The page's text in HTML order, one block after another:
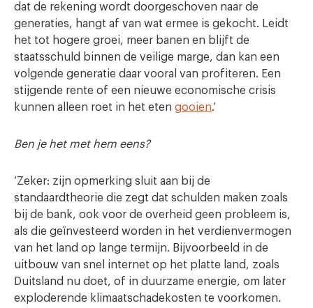
dat de rekening wordt doorgeschoven naar de
generaties, hangt af van wat ermee is gekocht. Leidt
het tot hogere groei, meer banen en blijft de
staatsschuld binnen de veilige marge, dan kan een
volgende generatie daar vooral van profiteren. Een
stijgende rente of een nieuwe economische crisis
kunnen alleen roet in het eten gooien.’
Ben je het met hem eens?
‘Zeker: zijn opmerking sluit aan bij de
standaardtheorie die zegt dat schulden maken zoals
bij de bank, ook voor de overheid geen probleem is,
als die geïnvesteerd worden in het verdienvermogen
van het land op lange termijn. Bijvoorbeeld in de
uitbouw van snel internet op het platte land, zoals
Duitsland nu doet, of in duurzame energie, om later
exploderende klimaatschadekosten te voorkomen.